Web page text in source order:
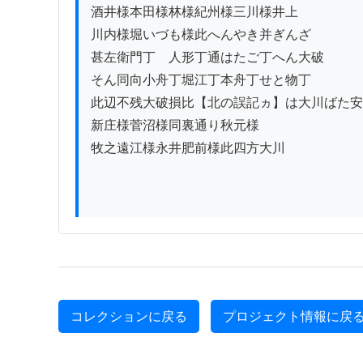
酒井様本田様林様紀州様三川様井上
川内様堀いづも様此へんやき并ぎんざ
甚左衛門丁ゟ人形丁通はたご丁へん大破
そん同向小舟丁堀江丁本舟丁せと物丁
此辺不残大破損比【北の誤記ヵ】は大川ばた安
新庄様菅沼様同裏通り秋元様
牧之遠江様永井肥前様此四方大川
コレクションに戻る プロジェクト情報に戻る